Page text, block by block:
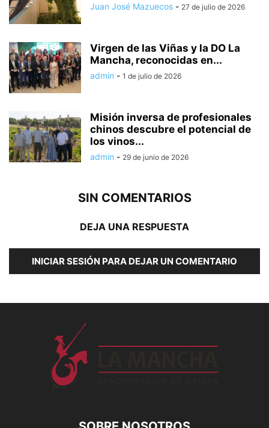
Juan José Mazuecos - 27 de julio de 2026
Virgen de las Viñas y la DO La
Mancha, reconocidas en...
admin - 1 de julio de 2026
Misión inversa de profesionales
chinos descubre el potencial de
los vinos...
admin - 29 de junio de 2026
SIN COMENTARIOS
DEJA UNA RESPUESTA
INICIAR SESIÓN PARA DEJAR UN COMENTARIO